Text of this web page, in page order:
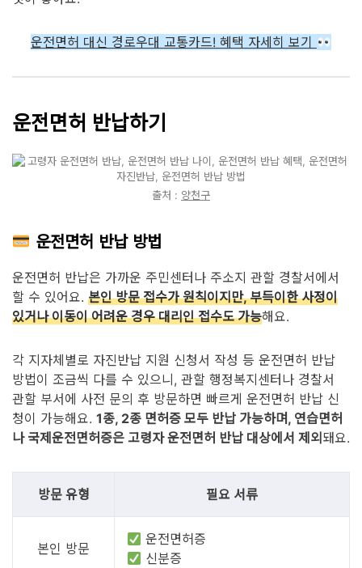
운전면허 대신 경로우대 교통카드! 혜택 자세히 보기
운전면허 반납하기
출처 : 양천구
운전면허 반납 방법
운전면허 반납은 가까운 주민센터나 주소지 관할 경찰서에서
할 수 있어요. 본인 방문 접수가 원칙이지만, 부득이한 사정이
있거나 이동이 어려운 경우 대리인 접수도 가능해요.
각 지자체별로 자진반납 지원 신청서 작성 등 운전면허 반납
방법이 조금씩 다를 수 있으니, 관할 행정복지센터나 경찰서
관할 부서에 사전 문의 후 방문하면 빠르게 운전면허 반납 신
청이 가능해요. 1종, 2종 면허증 모두 반납 가능하며, 연습면허
나 국제운전면허증은 고령자 운전면허 반납 대상에서 제외돼요.
방문 유형 필요 서류
본인 방문
운전면허증
신분증